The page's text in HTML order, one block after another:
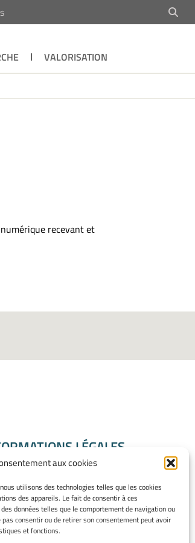
aux cookies
utilisons des technologies telles que les cookies
des appareils. Le fait de consentir à ces
données telles que le comportement de navigation ou
consentir ou de retirer son consentement peut avoir
et fonctions.
VALORISATION
recevant et
LÉGALES
légales
de cookies
de confidentialité